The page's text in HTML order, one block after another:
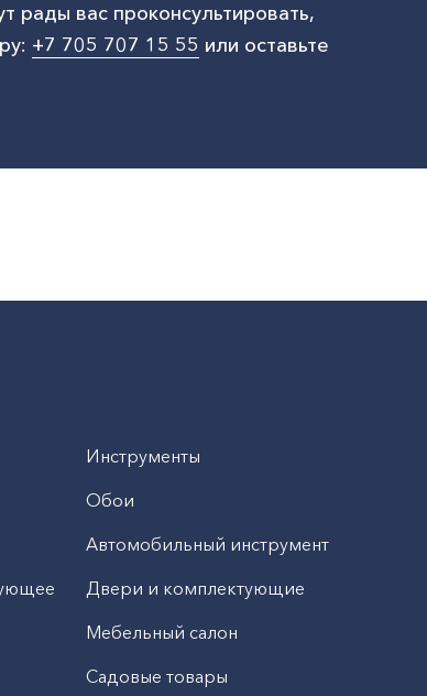
рады вас проконсультировать,
+7 705 707 15 55 или оставьте
Инструменты
Обои
Автомобильный инструмент
Двери и комплектующие
Мебельный салон
Садовые товары